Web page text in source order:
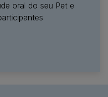
oral do seu Pet e